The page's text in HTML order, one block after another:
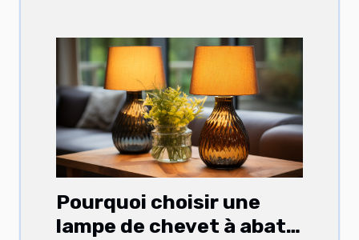
Pourquoi choisir une
lampe de chevet à abat-